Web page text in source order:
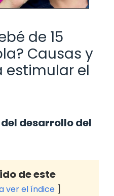
de 15
Causas y
estimular el
desarrollo del
de este
ver el índice